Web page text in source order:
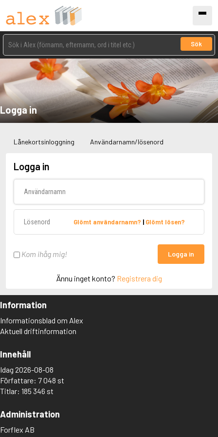
Sök
Logga in
Lånekortsinloggning Användarnamn/lösenord
Logga in
Glömt användarnamn? | Glömt lösen?
Kom ihåg mig! Logga in
Ännu inget konto? Registrera dig
Information
Informationsblad om Alex
Aktuell driftinformation
Innehåll
Idag 2026-08-08
Författare: 7 048 st
Titlar: 185 346 st
Administration
Forflex AB